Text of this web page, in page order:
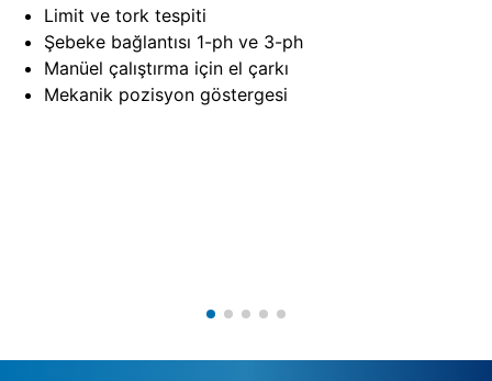
Limit ve tork tespiti
Şebeke bağlantısı 1-ph ve 3-ph
Manüel çalıştırma için el çarkı
Mekanik pozisyon göstergesi